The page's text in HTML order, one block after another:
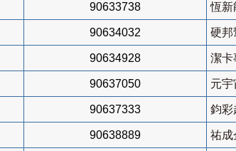
90633738 恆新
90634032 硬邦
90634928 潔卡
90637050 元宇
90637333 鈞彩
90638889 祐成